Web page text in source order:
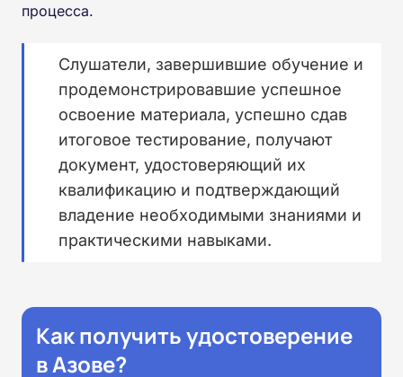
процесса.
Слушатели, завершившие обучение и
продемонстрировавшие успешное
освоение материала, успешно сдав
итоговое тестирование, получают
документ, удостоверяющий их
квалификацию и подтверждающий
владение необходимыми знаниями и
практическими навыками.
Как получить удостоверение
в Азове?